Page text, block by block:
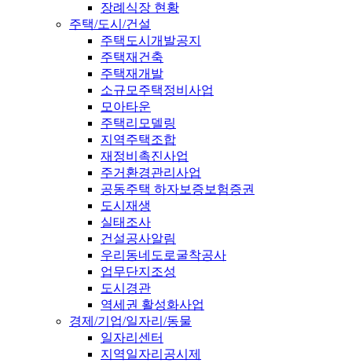
장례식장 현황
주택/도시/건설
주택도시개발공지
주택재건축
주택재개발
소규모주택정비사업
모아타운
주택리모델링
지역주택조합
재정비촉진사업
주거환경관리사업
공동주택 하자보증보험증권
도시재생
실태조사
건설공사알림
우리동네도로굴착공사
업무단지조성
도시경관
역세권 활성화사업
경제/기업/일자리/동물
일자리센터
지역일자리공시제